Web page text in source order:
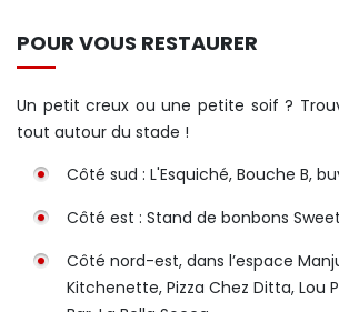
POUR VOUS RESTAURER
Un petit creux ou une petite soif ?
tout autour du stade !
Côté sud : L'Esquiché, Bouche B,
Côté est : Stand de bonbons
Côté nord-est, dans l’espace
Kitchenette, Pizza Chez Ditta, Lou